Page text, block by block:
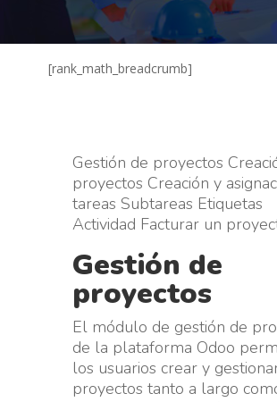
[rank_math_breadcrumb]
Gestión de proyectos
proyectos Creación y
tareas Subtareas Etiquetas
Actividad Facturar un
Gestión de
proyectos
El módulo de gestión de
de la plataforma Odoo
los usuarios crear y
proyectos tanto a largo